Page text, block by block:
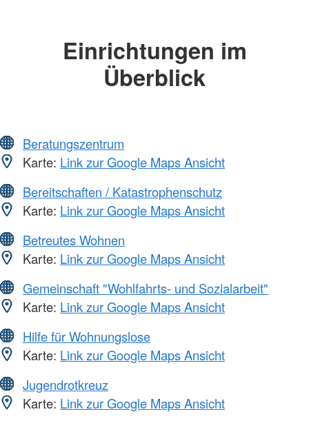
Einrichtungen im
Überblick
Beratungszentrum
Karte: Link zur Google Maps Ansicht
Bereitschaften / Katastrophenschutz
Karte: Link zur Google Maps Ansicht
Betreutes Wohnen
Karte: Link zur Google Maps Ansicht
Gemeinschaft "Wohlfahrts- und Sozialarbeit"
Karte: Link zur Google Maps Ansicht
Hilfe für Wohnungslose
Karte: Link zur Google Maps Ansicht
Jugendrotkreuz
Karte: Link zur Google Maps Ansicht